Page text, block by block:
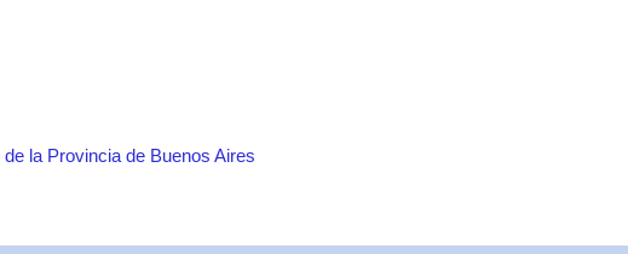
la Provincia de Buenos Aires